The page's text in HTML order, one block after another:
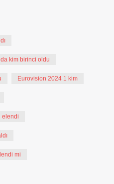
kim birinci oldu
Eurovision 2024 1 kim
elendi
mi